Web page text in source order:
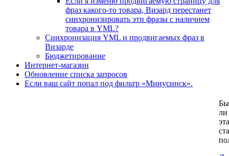
фраз какого-то товара, Визард перестанет
синхронизировать эти фразы с наличием
товара в YML?
Синхронизация YML и продвигаемых фраз в
Визарде
Бюджетирование
Интернет-магазин
Обновление списка запросов
Если ваш сайт попал под фильтр «Минусинск».
ли
эта